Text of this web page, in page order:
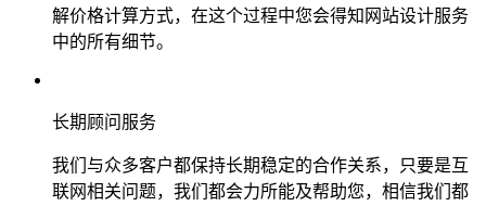
解价格计算方式，在这个过程中您会得知网站设计服务
中的所有细节。
长期顾问服务
我们与众多客户都保持长期稳定的合作关系，只要是互
联网相关问题，我们都会力所能及帮助您，相信我们都